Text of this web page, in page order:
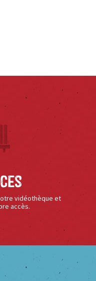
vidéothèque et
accès.